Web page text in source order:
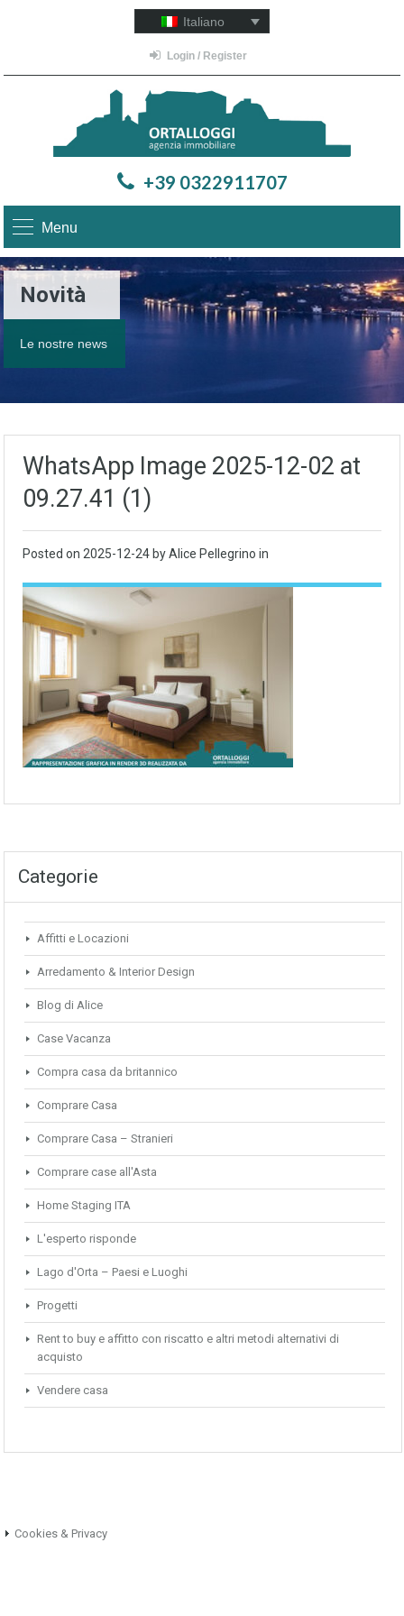
Italiano
Login / Register
+39 0322911707
Menu
Novità
Le nostre news
WhatsApp Image 2025-12-02 at
09.27.41 (1)
Posted on 2025-12-24 by Alice Pellegrino in
Categorie
Affitti e Locazioni
Arredamento & Interior Design
Blog di Alice
Case Vacanza
Compra casa da britannico
Comprare Casa
Comprare Casa – Stranieri
Comprare case all'Asta
Home Staging ITA
L'esperto risponde
Lago d'Orta – Paesi e Luoghi
Progetti
Rent to buy e affitto con riscatto e altri metodi alternativi di
acquisto
Vendere casa
Cookies & Privacy